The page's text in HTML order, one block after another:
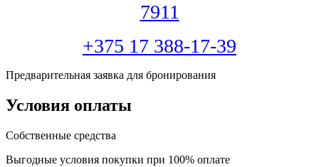
7911
+375 17 388-17-39
Предварительная заявка для бронирования
Условия оплаты
Собственные средства
Выгодные условия покупки при 100% оплате